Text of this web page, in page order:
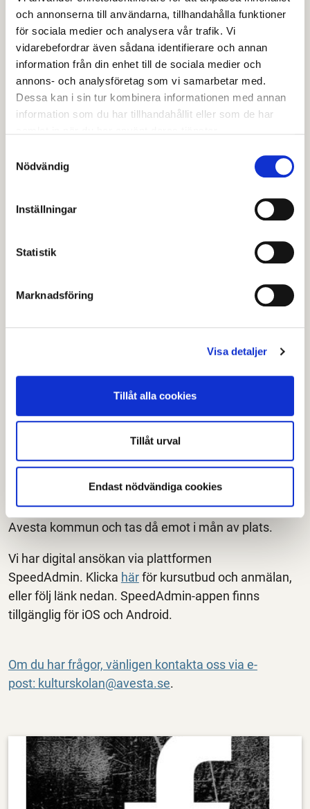
och annonserna till användarna, tillhandahålla funktioner
för sociala medier och analysera vår trafik. Vi
vidarebefordrar även sådana identifierare och annan
information från din enhet till de sociala medier och
annons- och analysföretag som vi samarbetar med.
Dessa kan i sin tur kombinera informationen med annan
information som du har tillhandahållit eller som de har
Nödvändig
Inställningar
Statistik
Marknadsföring
Visa detaljer
Tillåt alla cookies
Tillåt urval
Endast nödvändiga cookies
Att gå på Avesta Kulturskola
Kulturskolan är, trots namnet, ingen vanlig skola. Här
har du möjlighet att få skapa och utforska din
kreativitet genom olika kurser i till exempel musik,
teater och musikproduktion. Undervisningen sker
vardagar men det förekommer att man har konserter
läsårstider och läsåret är uppdelat på två terminer
även hos oss. De flesta kurserna har terminsavgift
men vi erbjuder också kostnadsfria kurser för barn. Vi
har digital ansökan och elevhantering via plattformen
Vem kan gå på Avesta
Vår verksamhet vänder sig i första hand till barn och
tar även emot vuxenelever i mån av plats. Blir du
antagen som vuxenelev är du garanterad
undervisning för den terminen och får naturligtvis
fortsätta så länge det finns plats, men vi prioriterar
Till kör/ensemble kan du även söka om du inte tillhör
Avesta kommun och tas då emot i mån av plats.
Vi har digital ansökan via plattformen
SpeedAdmin. Klicka härför kursutbud och anmälan,
eller följ länk nedan. SpeedAdmin-appen finns
tillgänglig för iOS och Android.
Om du har frågor, vänligen kontakta oss via e-
post: kulturskolan@avesta.se.